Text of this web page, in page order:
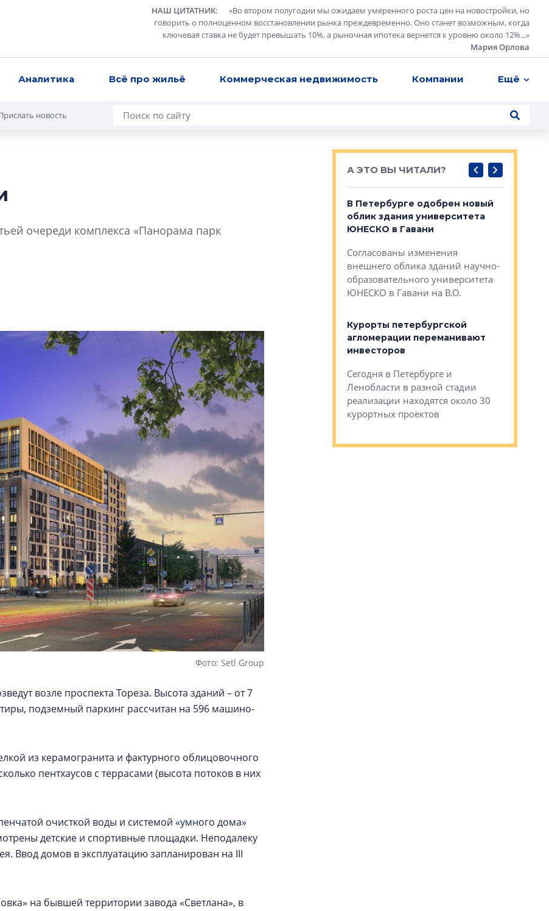
НАШ ЦИТАТНИК: «Во втором полугодии мы ожидаем умеренного роста цен на новостройки, но
говорить о полноценном восстановлении рынка преждевременно. Оно станет возможным, когда
ключевая ставка не будет превышать 10%, а рыночная ипотека вернется к уровню около 12%...»
Мария Орлова
Аналитика Всё про жильё Коммерческая недвижимость Компании Ещё
новость
очереди комплекса «Панорама парк
Фото: Setl Group
возле проспекта Тореза. Высота зданий – от 7
подземный паркинг рассчитан на 596 машино-
из керамогранита и фактурного облицовочного
пентхаусов с террасами (высота потоков в них
очисткой воды и системой «умного дома»
детские и спортивные площадки. Неподалеку
Ввод домов в эксплуатацию запланирован на III
на бывшей территории завода «Светлана», в
А ЭТО ВЫ ЧИТАЛИ?
Усадьба Торосово — антидот от
Центробанк: квартиры в домах
2020-2026 годов постройки на 9%
дешевле строящихся
В Петербурге одобрен новый
облик здания университета
ЮНЕСКО в Гавани
Согласованы изменения
внешнего облика зданий научно-
образовательного университета
ЮНЕСКО в Гавани на В.О.
Курорты петербургской
агломерации переманивают
инвесторов
Сегодня в Петербурге и
Ленобласти в разной стадии
реализации находятся около 30
курортных проектов